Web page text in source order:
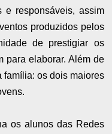
e responsáveis, assim
produzidos pelos
de prestigiar os
para elaborar. Além de
família: os dois maiores
os alunos das Redes